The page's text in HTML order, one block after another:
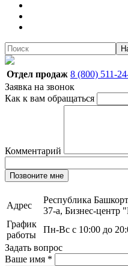
Отдел продаж 8 (800) 511-
Заявка на звонок
Как к вам обращаться
Комментарий
Позвоните мне
Адрес
Республика
37-а, Бизнес-центр
График
работы
Пн-Вс с 10:00 до
Задать вопрос
Ваше имя *